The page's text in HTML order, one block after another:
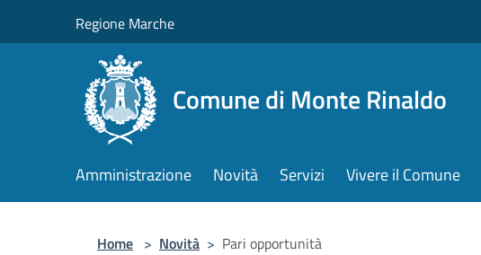
Regione Marche
Comune di Monte Rinaldo
Amministrazione Novità Servizi Vivere il Comune
Home > Novità > Pari opportunità